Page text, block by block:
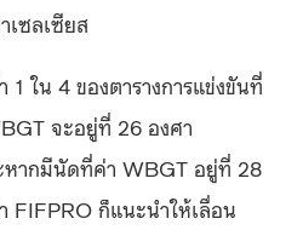
เซลเซียส
1 ใน 4 ของตารางการแข่งขันที่
จะอยู่ที่ 26 องศา
หากมีนัดที่ค่า WBGT อยู่ที่ 28
FIFPRO ก็แนะนำให้เลื่อน